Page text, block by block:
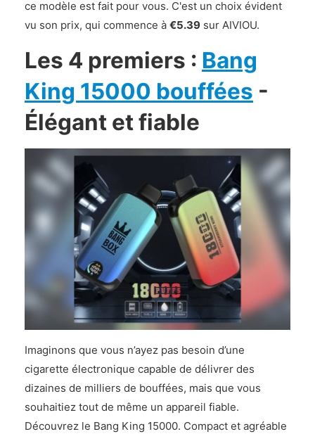
ce modèle est fait pour vous. C'est un choix évident
vu son prix, qui commence à €5.39 sur AIVIOU.
Les 4 premiers : Bang
King 15000 bouffées -
Élégant et fiable
Imaginons que vous n’ayez pas besoin d’une
cigarette électronique capable de délivrer des
dizaines de milliers de bouffées, mais que vous
souhaitiez tout de même un appareil fiable.
Découvrez le Bang King 15000. Compact et agréable